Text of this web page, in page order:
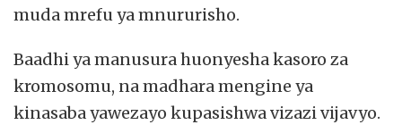
muda mrefu ya mnururisho.
Baadhi ya manusura huonyesha kasoro za
kromosomu, na madhara mengine ya
kinasaba yawezayo kupasishwa vizazi vijavyo.